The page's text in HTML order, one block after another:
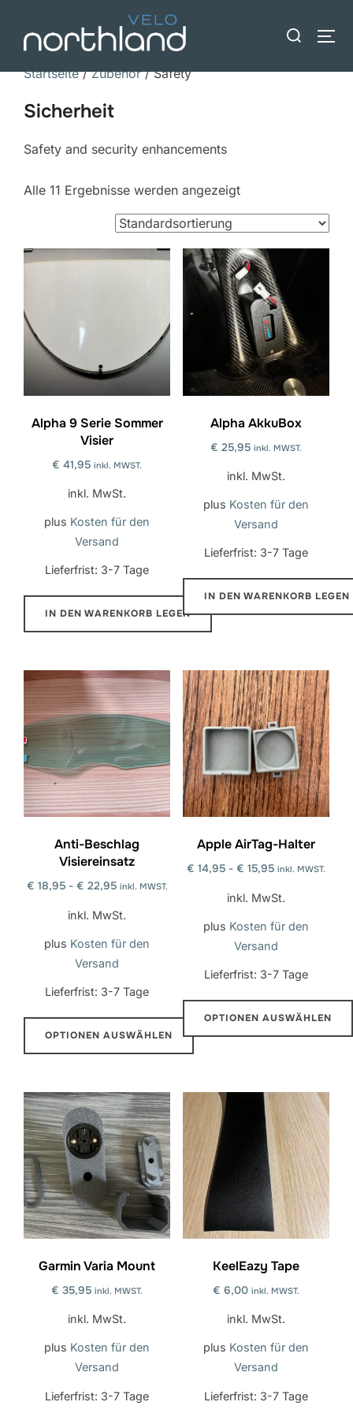
Inhalt
springen
Suche
Startseite/Zubehör/ Safety
Sicherheit
Safety and security enhancements
Alle 11 Ergebnisse werden angezeigt
Alpha 9 Serie Sommer
Visier
€ 41,95 inkl. MWST.
inkl. MwSt.
plus Kosten für den
Versand
Lieferfrist: 3-7 Tage
IN DEN WARENKORB LEGEN
Alpha AkkuBox
€ 25,95 inkl. MWST.
inkl. MwSt.
plus Kosten für den
Versand
Lieferfrist: 3-7 Tage
IN DEN WARENKORB LEGEN
Anti-Beschlag
Visiereinsatz
€ 18,95- € 22,95 inkl. MWST.
inkl. MwSt.
plus Kosten für den
Versand
Lieferfrist: 3-7 Tage
OPTIONEN AUSWÄHLEN
hat
mehrere
Varianten.
Die
Optionen
können
auf
der
Produktseite
werden
Apple AirTag-Halter
€ 14,95- € 15,95 inkl. MWST.
inkl. MwSt.
plus Kosten für den
Versand
Lieferfrist: 3-7 Tage
OPTIONEN AUSWÄHLEN
hat
mehrere
Varianten.
Die
Optionen
können
auf
Produktseite
ausgewählt
werden
Garmin Varia Mount
€ 35,95 inkl. MWST.
inkl. MwSt.
plus Kosten für den
Versand
Lieferfrist: 3-7 Tage
KeelEazy Tape
€ 6,00 inkl. MWST.
inkl. MwSt.
plus Kosten für den
Versand
Lieferfrist: 3-7 Tage